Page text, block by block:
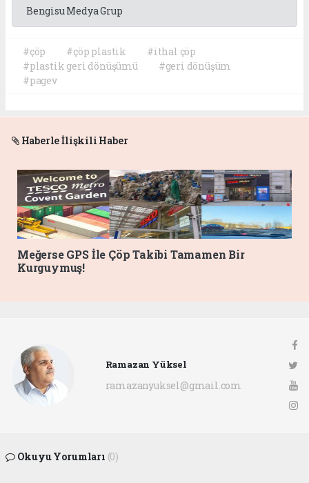
Bengisu Medya Grup
#çöp #çöp plastik
#ithal çöp
#plastik geri dönüşümü
#geri dönüşüm
#pagev
Haberle İlişkili Haber
Meğerse GPS İle Çöp Takibi Tamamen Bir
Kurguymuş!
Ramazan Yüksel
ramazanyuksel@gmail.com
Okuyu Yorumları (0)